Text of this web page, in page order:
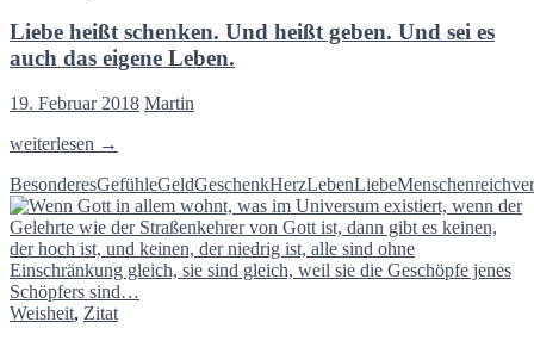
Liebe heißt schenken. Und heißt geben. Und sei es
auch das eigene Leben.
19. Februar 2018 Martin
Liebe
schenken.
Und
heißt
geben.
Und
sei
es
weiterlesen →
BesonderesGefühleGeldGeschenkHerzLebenLiebeMenschenreich
Weisheit, Zitat